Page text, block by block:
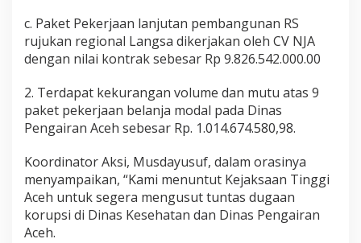
c. Paket Pekerjaan lanjutan pembangunan RS
rujukan regional Langsa dikerjakan oleh CV NJA
dengan nilai kontrak sebesar Rp 9.826.542.000.00
2. Terdapat kekurangan volume dan mutu atas 9
paket pekerjaan belanja modal pada Dinas
Pengairan Aceh sebesar Rp. 1.014.674.580,98.
Koordinator Aksi, Musdayusuf, dalam orasinya
menyampaikan, “Kami menuntut Kejaksaan Tinggi
Aceh untuk segera mengusut tuntas dugaan
korupsi di Dinas Kesehatan dan Dinas Pengairan
Aceh.